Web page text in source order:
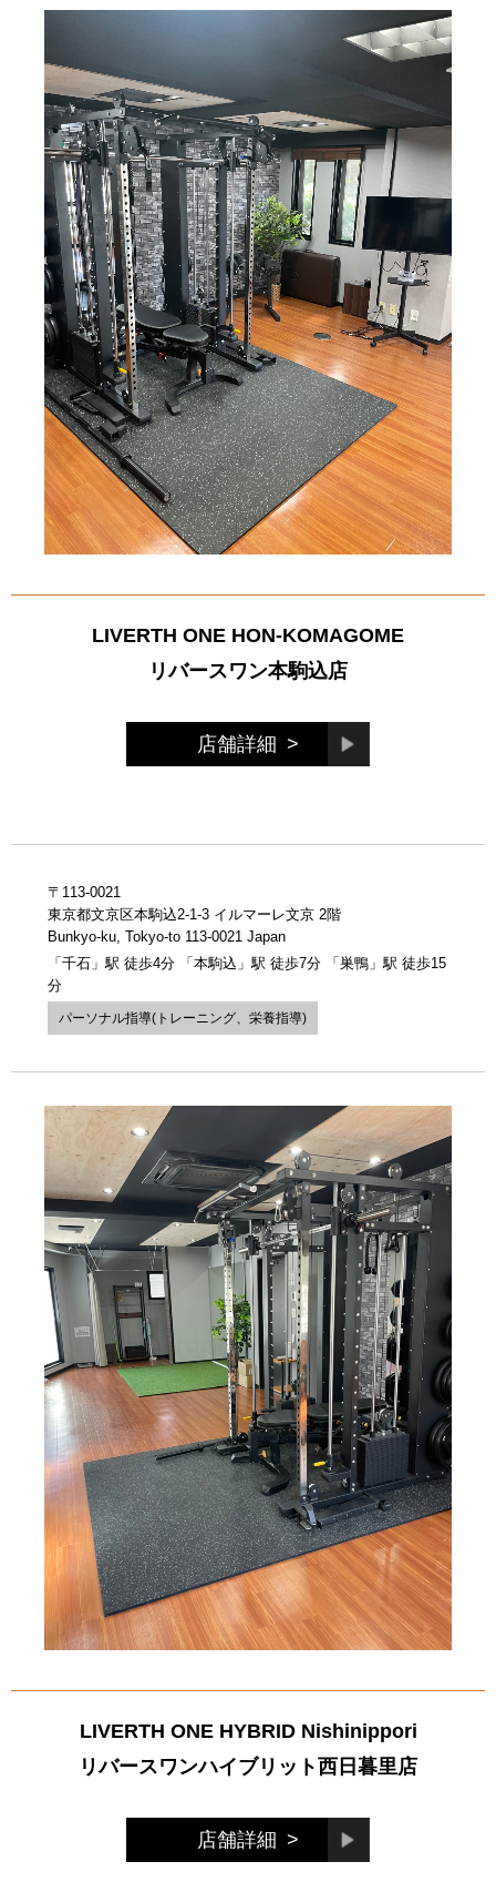
LIVERTH ONE HON-KOMAGOME
リバースワン本駒込店
店舗詳細 >
〒113-0021
東京都文京区本駒込2-1-3 イルマーレ文京 2階
Bunkyo-ku, Tokyo-to 113-0021 Japan
「千石」駅 徒歩4分 「本駒込」駅 徒歩7分 「巣鴨」駅 徒歩15
分
パーソナル指導(トレーニング、栄養指導)
LIVERTH ONE HYBRID Nishinippori
リバースワンハイブリット西日暮里店
店舗詳細 >